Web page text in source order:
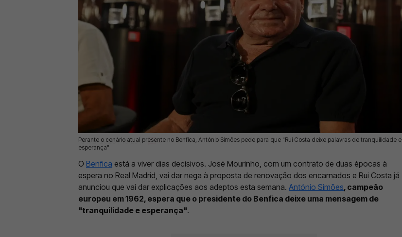
Perante o cenário atual presente no Benfica, António Simões pede para que "Rui Costa deixe palavras de tranquilidade e
esperança"
19 Mai 2026 | 10:25 | 0
O Benfica está a viver dias decisivos. José Mourinho, com um contrato de duas épocas à
espera no Real Madrid, vai dar nega à proposta de renovação dos encarnados e Rui Costa já
anunciou que vai dar explicações aos adeptos esta semana. António Simões, campeão
europeu em 1962, espera que o presidente do Benfica deixe uma mensagem de
"tranquilidade e esperança".